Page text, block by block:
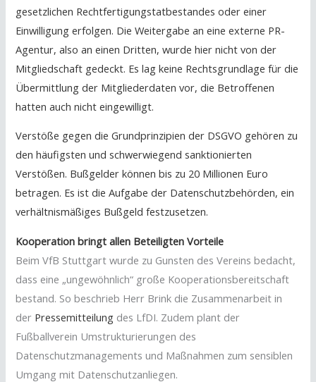
gesetzlichen Rechtfertigungstatbestandes oder einer
Einwilligung erfolgen. Die Weitergabe an eine externe PR-
Agentur, also an einen Dritten, wurde hier nicht von der
Mitgliedschaft gedeckt. Es lag keine Rechtsgrundlage für die
Übermittlung der Mitgliederdaten vor, die Betroffenen
hatten auch nicht eingewilligt.
Verstöße gegen die Grundprinzipien der DSGVO gehören zu
den häufigsten und schwerwiegend sanktionierten
Verstößen. Bußgelder können bis zu 20 Millionen Euro
betragen. Es ist die Aufgabe der Datenschutzbehörden, ein
verhältnismäßiges Bußgeld festzusetzen.
Kooperation bringt allen Beteiligten Vorteile
Beim VfB Stuttgart wurde zu Gunsten des Vereins bedacht,
dass eine „ungewöhnlich“ große Kooperationsbereitschaft
bestand. So beschrieb Herr Brink die Zusammenarbeit in
der Pressemitteilung des LfDI. Zudem plant der
Fußballverein Umstrukturierungen des
Datenschutzmanagements und Maßnahmen zum sensiblen
Umgang mit Datenschutzanliegen.